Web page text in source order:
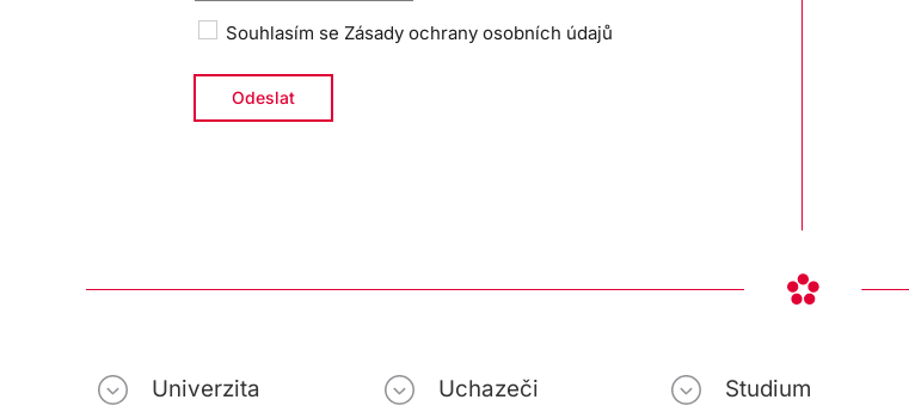
Souhlasím se Zásady ochrany osobních údajů
Univerzita Uchazeči Studium